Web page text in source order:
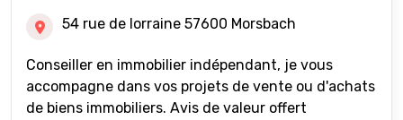
54 rue de lorraine 57600 Morsbach
Conseiller en immobilier indépendant, je vous
accompagne dans vos projets de vente ou d'achats
de biens immobiliers. Avis de valeur offert